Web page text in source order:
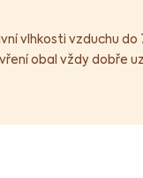
vlhkosti vzduchu do
obal vždy dobře